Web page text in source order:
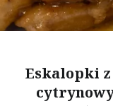
Eskalopki